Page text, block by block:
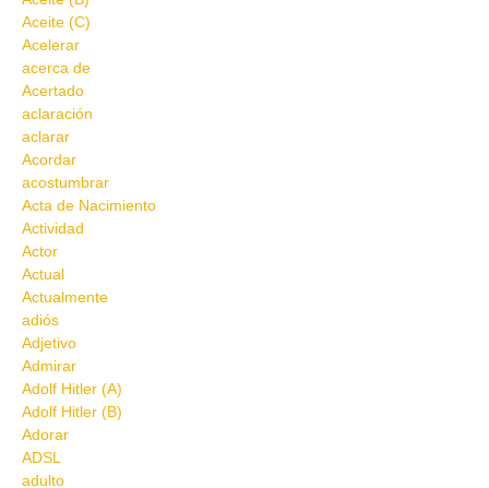
Aceite (C)
Acelerar
acerca de
Acertado
aclaración
aclarar
Acordar
acostumbrar
Acta de Nacimiento
Actividad
Actor
Actual
Actualmente
adiós
Adjetivo
Admirar
Adolf Hitler (A)
Adolf Hitler (B)
Adorar
ADSL
adulto